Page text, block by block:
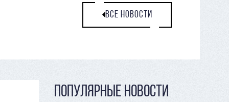
ВСЕ НОВОСТИ
ПОПУЛЯРНЫЕ НОВОСТИ